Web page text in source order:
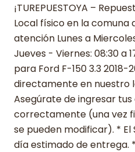
¡TUREPUESTOYA –
Local físico en la comuna
atención Lunes a
Jueves - Viernes: 08:30 a
para Ford F-150 3.3 2018-
directamente en nuestro
Asegúrate de ingresar
correctamente (una vez
se pueden modificar). *
día estimado de entrega.